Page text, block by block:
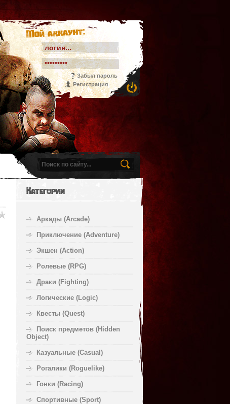
Мой аккаунт:
Забыл пароль
Регистрация
Категории
Аркады (Arcade)
Приключение (Adventure)
Экшен (Action)
Ролевые (RPG)
Драки (Fighting)
Логические (Logic)
Квесты (Quest)
Поиск предметов (Hidden
Object)
Казуальные (Casual)
Рогалики (Roguelike)
Гонки (Racing)
Спортивные (Sport)